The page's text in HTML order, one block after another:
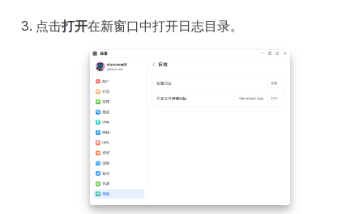
点击打开在新窗口中打开日志目录。